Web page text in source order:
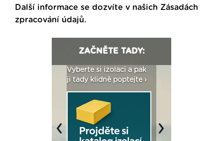
Další informace se dozvíte v našich Zásadách
zpracování údajů.
ZAČNĚTE TADY:
Vyberte si izolaci a pak
ji tady klidně poptejte ›
Previous Next